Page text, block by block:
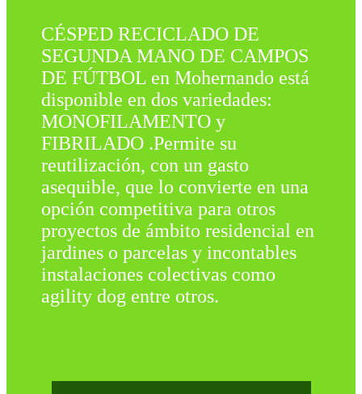
CÉSPED RECICLADO DE
SEGUNDA MANO DE CAMPOS
DE FÚTBOL en Mohernando está
disponible en dos variedades:
MONOFILAMENTO y
FIBRILADO .Permite su
reutilización, con un gasto
asequible, que lo convierte en una
opción competitiva para otros
proyectos de ámbito residencial en
jardines o parcelas y incontables
instalaciones colectivas como
agility dog entre otros.